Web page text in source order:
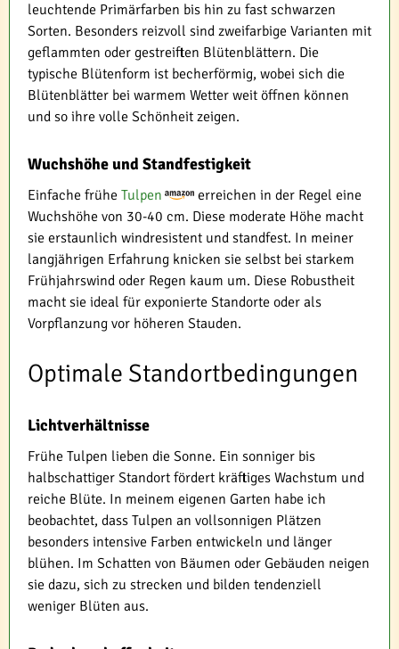
leuchtende Primärfarben bis hin zu fast schwarzen
Sorten. Besonders reizvoll sind zweifarbige Varianten mit
geflammten oder gestreiften Blütenblättern. Die
typische Blütenform ist becherförmig, wobei sich die
Blütenblätter bei warmem Wetter weit öffnen können
und so ihre volle Schönheit zeigen.
Wuchshöhe und Standfestigkeit
Einfache frühe Tulpen
erreichen in der Regel eine
Wuchshöhe von 30-40 cm. Diese moderate Höhe macht
sie erstaunlich windresistent und standfest. In meiner
langjährigen Erfahrung knicken sie selbst bei starkem
Frühjahrswind oder Regen kaum um. Diese Robustheit
macht sie ideal für exponierte Standorte oder als
Vorpflanzung vor höheren Stauden.
Optimale Standortbedingungen
Lichtverhältnisse
Frühe Tulpen lieben die Sonne. Ein sonniger bis
halbschattiger Standort fördert kräftiges Wachstum und
reiche Blüte. In meinem eigenen Garten habe ich
beobachtet, dass Tulpen an vollsonnigen Plätzen
besonders intensive Farben entwickeln und länger
blühen. Im Schatten von Bäumen oder Gebäuden neigen
sie dazu, sich zu strecken und bilden tendenziell
weniger Blüten aus.